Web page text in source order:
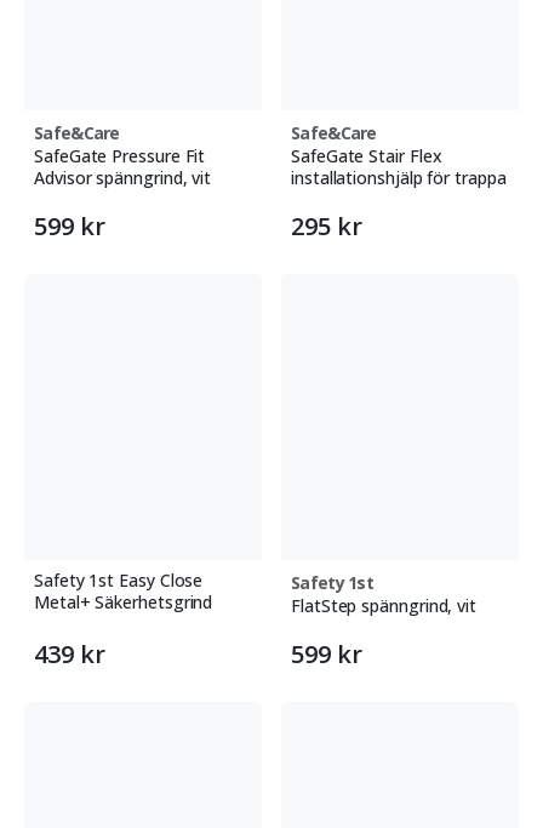
Safe&Care
SafeGate Pressure Fit
Advisor spänngrind, vit
599 kr
Safe&Care
SafeGate Stair Flex
installationshjälp för trappa
295 kr
Safety 1st Easy Close
Metal+ Säkerhetsgrind
439 kr
Safety 1st
FlatStep spänngrind, vit
599 kr